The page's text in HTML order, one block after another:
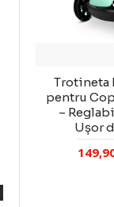
pentru
–
Ușor